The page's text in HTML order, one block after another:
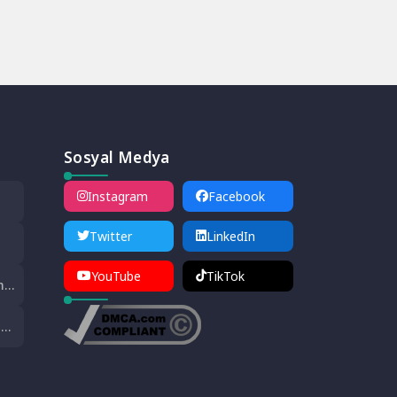
Sosyal Medya
Instagram Facebook
Twitter LinkedIn
YouTube TikTok